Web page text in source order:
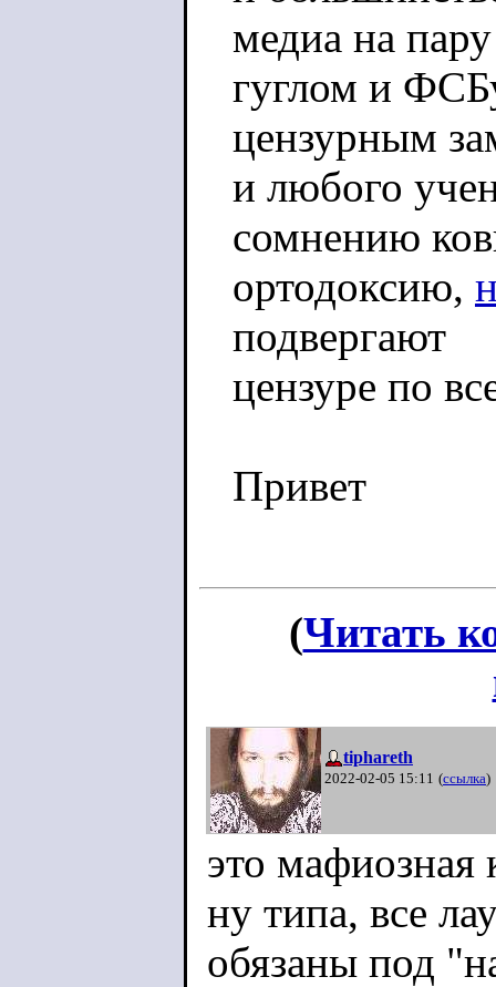
медиа на
гуглом и
цензурным
и любого
сомнению
ортодоксию,
подвергают
цензуре по
Привет
(Читать
tiphareth
2022-02-05 15:11 (ссылка)
это мафиозная
ну типа, все
обязаны под